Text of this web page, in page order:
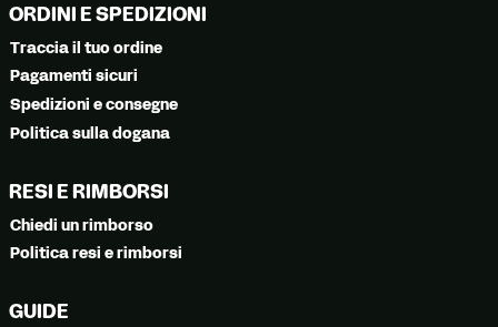
ORDINI E SPEDIZIONI
Traccia il tuo ordine
Pagamenti sicuri
Spedizioni e consegne
Politica sulla dogana
RESI E RIMBORSI
Chiedi un rimborso
Politica resi e rimborsi
GUIDE